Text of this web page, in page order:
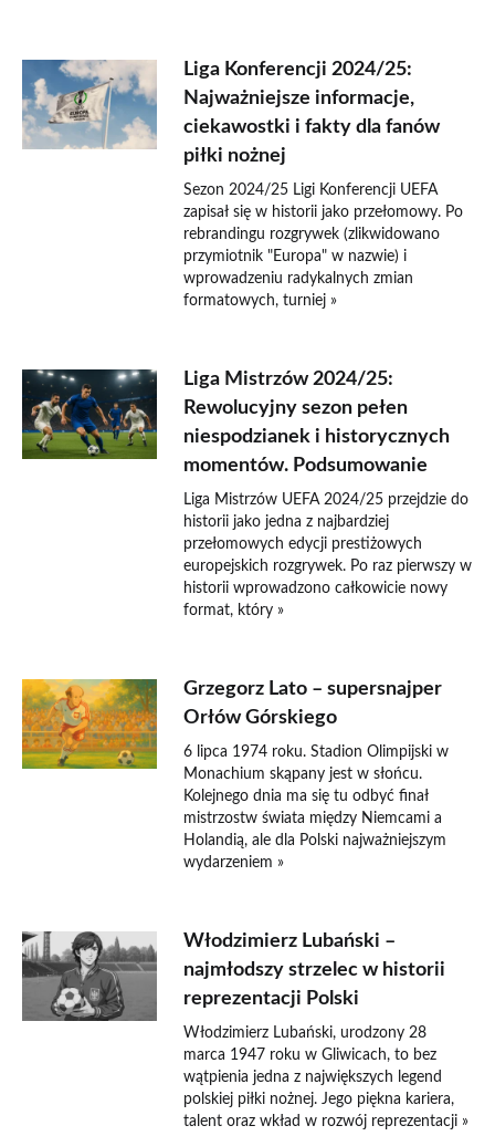
Liga Konferencji 2024/25:
Najważniejsze informacje,
ciekawostki i fakty dla fanów
piłki nożnej
Sezon 2024/25 Ligi Konferencji UEFA
zapisał się w historii jako przełomowy. Po
rebrandingu rozgrywek (zlikwidowano
przymiotnik "Europa" w nazwie) i
wprowadzeniu radykalnych zmian
formatowych, turniej »
Liga Mistrzów 2024/25:
Rewolucyjny sezon pełen
niespodzianek i historycznych
momentów. Podsumowanie
Liga Mistrzów UEFA 2024/25 przejdzie do
historii jako jedna z najbardziej
przełomowych edycji prestiżowych
europejskich rozgrywek. Po raz pierwszy w
historii wprowadzono całkowicie nowy
format, który »
Grzegorz Lato – supersnajper
Orłów Górskiego
6 lipca 1974 roku. Stadion Olimpijski w
Monachium skąpany jest w słońcu.
Kolejnego dnia ma się tu odbyć finał
mistrzostw świata między Niemcami a
Holandią, ale dla Polski najważniejszym
wydarzeniem »
Włodzimierz Lubański –
najmłodszy strzelec w historii
reprezentacji Polski
Włodzimierz Lubański, urodzony 28
marca 1947 roku w Gliwicach, to bez
wątpienia jedna z największych legend
polskiej piłki nożnej. Jego piękna kariera,
talent oraz wkład w rozwój reprezentacji »